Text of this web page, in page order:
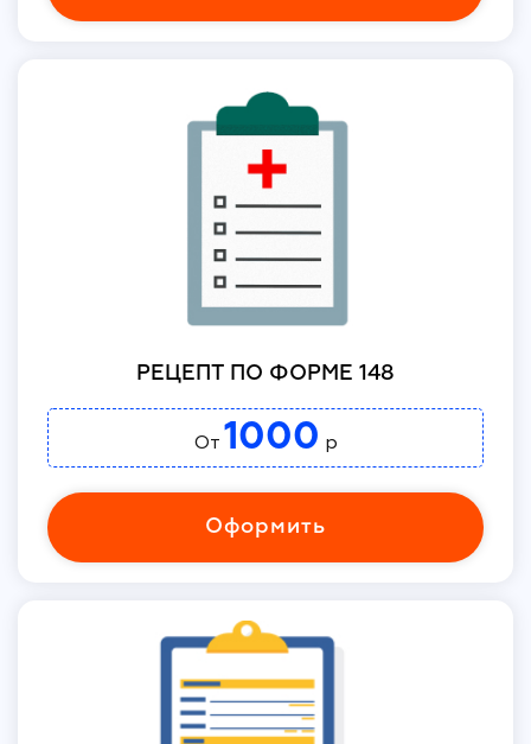
РЕЦЕПТ ПО ФОРМЕ 148
От 1000 р
Оформить